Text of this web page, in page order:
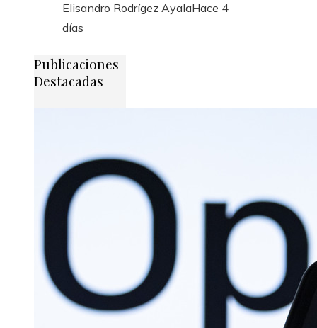
Elisandro Rodrígez AyalaHace 4
días
Publicaciones
Destacadas